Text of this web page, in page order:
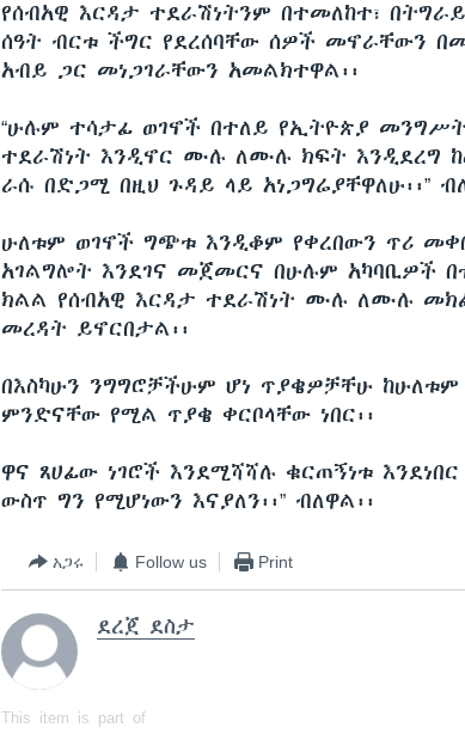
የሰብአዊ እርዳታ ተደራሽነትንም በተመለከተ፣
ሰዓት ብርቱ ችግር የደረሰባቸው ሰዎች መኖራቸውን
አብይ ጋር መነጋገራቸውን አመልክተዋል፡፡
“ሁሉም ተሳታፊ ወገኖች በተለይ የኢትዮጵያ
ተደራሽነት እንዲኖር ሙሉ ለሙሉ ክፍት እንዲደረግ
ራሱ በድጋሚ በዚህ ጉዳይ ላይ አነጋግሬያቸዋለሁ፡፡”
ሁለቱም ወገኖች ግጭቱ እንዲቆም የቀረበውን ጥሪ
አገልግሎት እንደገና መጀመርና በሁሉም አካባቢዎች
ክልል የሰብአዊ እርዳታ ተደራሽነት ሙሉ ለሙሉ
መረዳት ይኖርበታል፡፡
በእስካሁን ንግግሮቻችሁም ሆነ ጥያቄዎቻቸሁ
ምንድናቸው የሚል ጥያቄ ቀርቦላቸው ነበር፡፡
ዋና ጸሀፊው ነገሮች እንደሚሻሻሉ ቁርጠኝነቱ
ውስጥ ግን የሚሆነውን እናያለን፡፡” ብለዋል፡፡
አጋሩ Follow us Print
ደረጀ ደስታ
This item is part of